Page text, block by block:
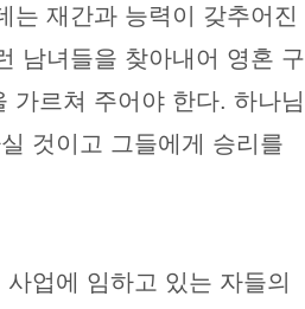
는 재간과 능력이 갖추어진
남녀들을 찾아내어 영혼 구
가르쳐 주어야 한다. 하나님
것이고 그들에게 승리를
업에 임하고 있는 자들의